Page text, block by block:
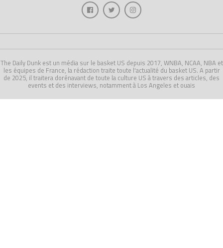
The Daily Dunk est un média sur le basket US depuis 2017, WNBA, NCAA, NBA et
les équipes de France, la rédaction traite toute l'actualité du basket US. A partir
de 2025, il traitera dorénavant de toute la culture US à travers des articles, des
events et des interviews, notamment à Los Angeles et ouais